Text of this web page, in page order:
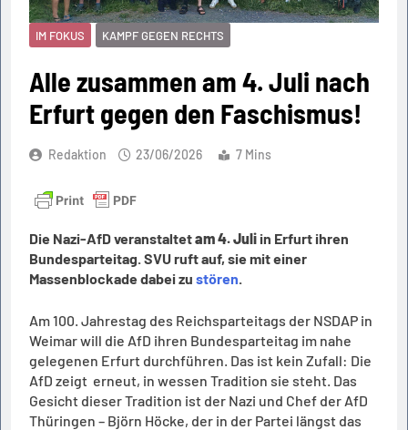
IM FOKUS KAMPF GEGEN RECHTS
Alle zusammen am 4. Juli nach
Erfurt gegen den Faschismus!
Redaktion 23/06/2026 7 Mins
Die Nazi-AfD veranstaltetam 4. Juli in Erfurt ihren
Bundesparteitag. SVU ruft auf, sie mit einer
Massenblockade dabei zu stören
Am 100. Jahrestag des Reichsparteitags der NSDAP in
Weimar will die AfD ihren Bundesparteitag im nahe
gelegenen Erfurt durchführen. Das ist kein Zufall: Die
AfD zeigt erneut, in wessen Tradition sie steht. Das
Gesicht dieser Tradition ist der Nazi und Chef der AfD
Thüringen – Björn Höcke, der in der Partei längst das